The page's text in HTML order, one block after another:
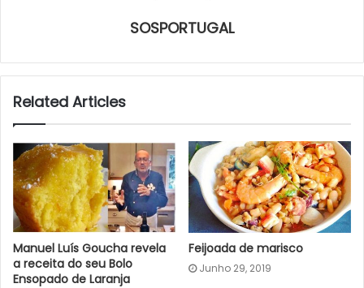
SOSPORTUGAL
Related Articles
Manuel Luís Goucha revela
a receita do seu Bolo
Ensopado de Laranja
Feijoada de marisco
Junho 29, 2019